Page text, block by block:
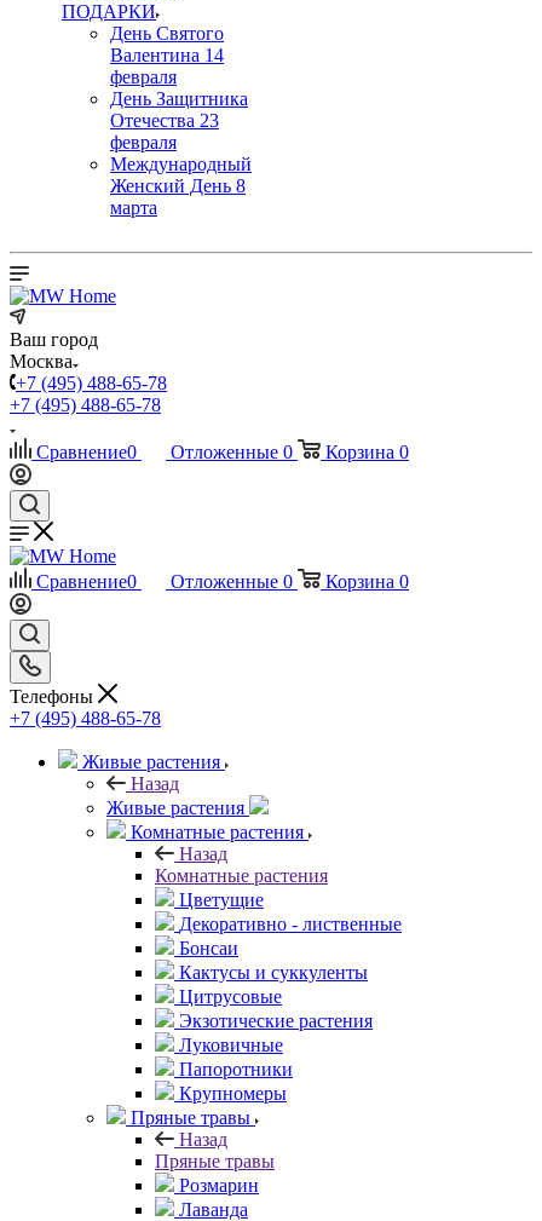
ПОДАРКИ
День Святого
Валентина 14
февраля
День Защитника
Отечества 23
февраля
Международный
Женский День 8
марта
Ваш город
Москва
+7 (495) 488-65-78
+7 (495) 488-65-78
Сравнение0 Отложенные 0 Корзина 0
Сравнение0 Отложенные 0 Корзина 0
Телефоны
+7 (495) 488-65-78
Живые растения
Назад
Живые растения
Комнатные растения
Назад
Комнатные растения
Цветущие
Декоративно - лиственные
Бонсаи
Кактусы и суккуленты
Цитрусовые
Экзотические растения
Луковичные
Папоротники
Крупномеры
Пряные травы
Назад
Пряные травы
Розмарин
Лаванда